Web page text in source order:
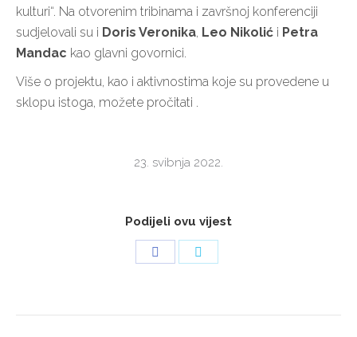
kulturi“. Na otvorenim tribinama i završnoj konferenciji
sudjelovali su i Doris Veronika, Leo Nikolić i Petra
Mandac kao glavni govornici.
Više o projektu, kao i aktivnostima koje su provedene u
sklopu istoga, možete pročitati .
23. svibnja 2022.
Podijeli ovu vijest